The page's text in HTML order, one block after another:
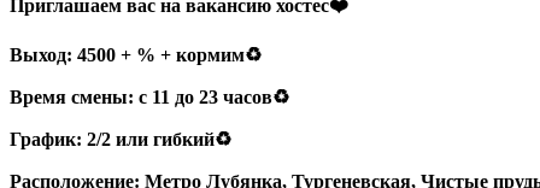
Приглашаем вас на вакансию хостес❤️
Выход: 4500 + % + кормим♻️
Время смены: с 11 до 23 часов♻️
График: 2/2 или гибкий♻️
Расположение: Метро Лубянка, Тургеневская, Чистые